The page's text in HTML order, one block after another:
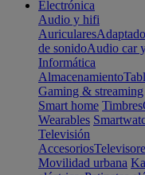
Electrónica
Audio y hifi
Auriculares
de sonidoAudio car
Informática
Almacenamiento
Gaming & streaming
Smart home Timbres
Wearables
Televisión
Accesorios
Movilidad urbana